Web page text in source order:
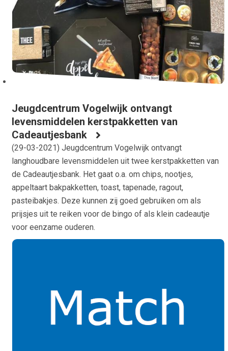
Jeugdcentrum Vogelwijk ontvangt
levensmiddelen kerstpakketten van
Cadeautjesbank
(29-03-2021) Jeugdcentrum Vogelwijk ontvangt
langhoudbare levensmiddelen uit twee kerstpakketten van
de Cadeautjesbank. Het gaat o.a. om chips, nootjes,
appeltaart bakpakketten, toast, tapenade, ragout,
pasteibakjes. Deze kunnen zij goed gebruiken om als
prijsjes uit te reiken voor de bingo of als klein cadeautje
voor eenzame ouderen.